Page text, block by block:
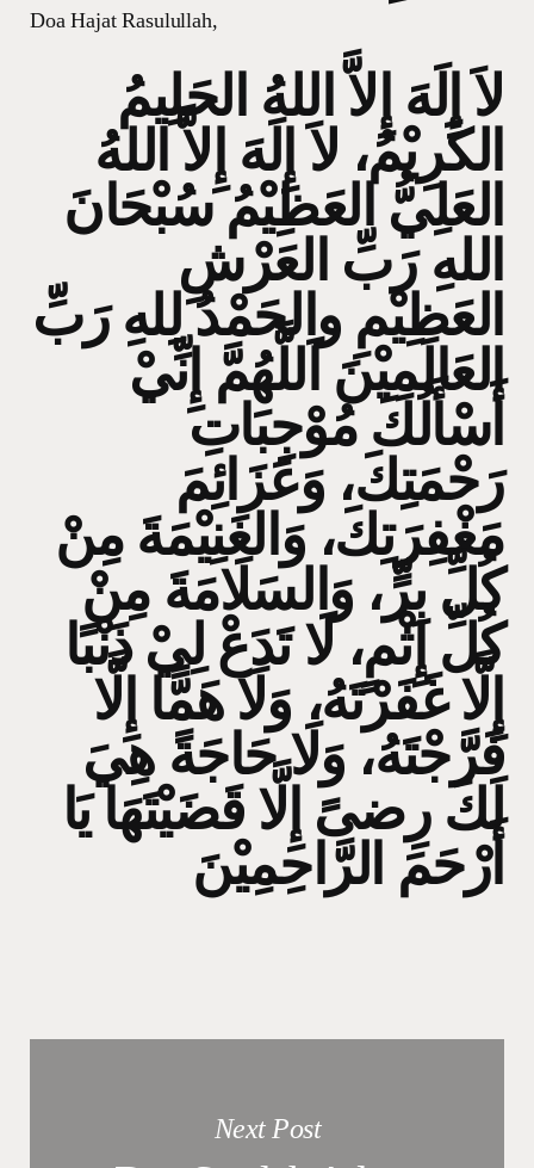
Doa Hajat Rasulullah,
لاَ إِلَهَ إِلاَّ اللهُ الحَلِيمُ
الكَرِيْمُ، لاَ إِلَهَ إِلاَّ اللهُ
العَلِيُّ العَظِيْمُ سُبْحَانَ
اللهِ رَبِّ العَرْشِ
العَظِيْمِ والحَمْدُ لِلهِ رَبِّ
العَالَمِيْنَ اَللَّهُمَّ إِنِّيْ
أَسْأَلُكَ مُوْجِبَاتِ
رَحْمَتِكَ، وَعَزَائِمَ
مَغْفِرَتِكَ، وَالغَنِيْمَةَ مِنْ
كُلِّ بِرٍّ، وَالسَلَامَةَ مِنْ
كُلِّ إِثْمٍ، لَا تَدَعْ لِيْ ذَنْبًا
إِلَّا غَفَرْتَهُ، وَلَا هَمًّا إِلَّا
فَرَّجْتَهُ، وَلَا حَاجَةً هِيَ
لَكَ رِضىً إِلَّا قَضَيْتَهَا يَا
أَرْحَمَ الرَّاحِمِيْنَ
Next Post